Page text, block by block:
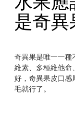
是奇異
奇異果是唯一一種
維素、多種維他命
好，奇異果皮口感
毛就行了。